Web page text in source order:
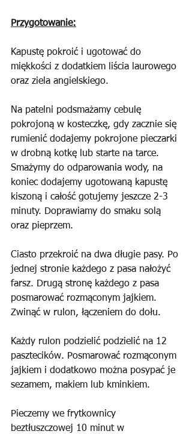
Przygotowanie:
Kapustę pokroić i ugotować do
miękkości z dodatkiem liścia laurowego
oraz ziela angielskiego.
Na patelni podsmażamy cebulę
pokrojoną w kosteczkę, gdy zacznie się
rumienić dodajemy pokrojone pieczarki
w drobną kotkę lub starte na tarce.
Smażymy do odparowania wody, na
koniec dodajemy ugotowaną kapustę
kiszoną i całość gotujemy jeszcze 2-3
minuty. Doprawiamy do smaku solą
oraz pieprzem.
Ciasto przekroić na dwa długie pasy. Po
jednej stronie każdego z pasa nałożyć
farsz. Drugą stronę każdego z pasa
posmarować rozmąconym jajkiem.
Zwinąć w rulon, łączeniem do dołu.
Każdy rulon podzielić podzielić na 12
pasztecików. Posmarować rozmąconym
jajkiem i dodatkowo można posypać je
sezamem, makiem lub kminkiem.
Pieczemy we frytkownicy
beztłuszczowej 10 minut w